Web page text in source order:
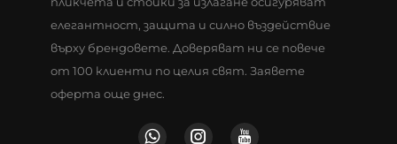
елегантност, защита и силно въздействие
върху брендовете. Доверяват ни се повече
от 100 клиенти по целия свят. Заявете
оферта още днес.